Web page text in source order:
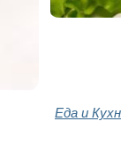
Еда и